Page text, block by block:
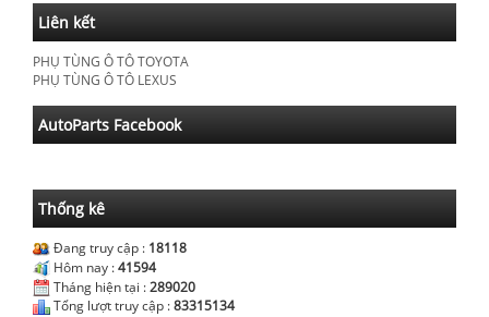
Liên kết
PHỤ TÙNG Ô TÔ TOYOTA
PHỤ TÙNG Ô TÔ LEXUS
AutoParts Facebook
Thống kê
Đang truy cập : 18118
Hôm nay :41594
Tháng hiện tại :289020
Tổng lượt truy cập :83315134